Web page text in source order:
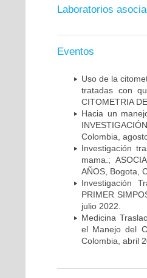
Laboratorios
Eventos
Uso de la
tratadas con
CITOMETRIA
Hacia un
Colombia,
Investigación
mama.;
AÑOS, Bogota,
Investigación
PRIMER
julio 2022.
Medicina
el Manejo del
Colombia, abril